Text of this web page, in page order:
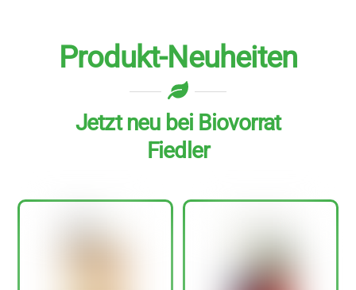
Produkt-Neuheiten
Jetzt neu bei Biovorrat
Fiedler